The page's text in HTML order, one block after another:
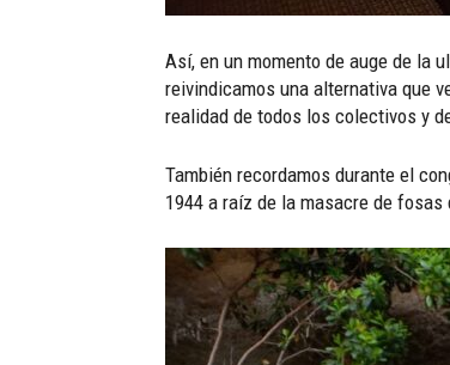
Así, en un momento de auge de la
reivindicamos una alternativa que
realidad de todos los colectivos y
También recordamos durante el
1944 a raíz de la masacre de